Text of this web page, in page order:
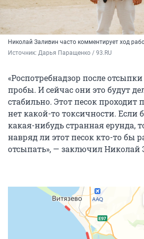
Николай Заливин часто комментирует ход
Источник: Дарья Паращенко / 93.RU
«Роспотребнадзор после
пробы. И сейчас они это будут
стабильно. Этот песок проходит
нет какой-то токсичности. Если
какая-нибудь странная ерунда,
навряд ли этот песок кто-то бы
отсыпать», — заключил Николай